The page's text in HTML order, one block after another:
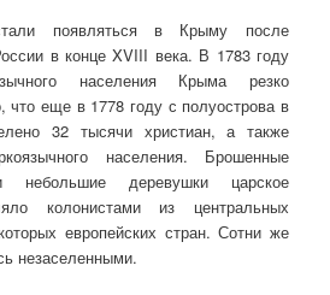
появляться в Крыму после
в конце XVIII века. В 1783 году
населения Крыма резко
что еще в 1778 году с полуострова в
32 тысячи христиан, а также
населения. Брошенные
небольшие деревушки царское
колонистами из центральных
европейских стран. Сотни же
незаселенными.